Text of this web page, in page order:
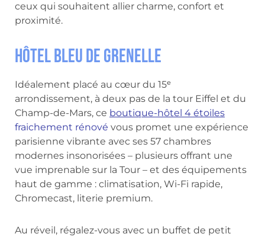
ceux qui souhaitent allier charme, confort et
proximité.
Hôtel Bleu de Grenelle
Idéalement placé au cœur du 15ᵉ
arrondissement, à deux pas de la tour Eiffel et du
Champ-de-Mars, ce boutique-hôtel 4 étoiles
fraichement rénové vous promet une expérience
parisienne vibrante avec ses 57 chambres
modernes insonorisées – plusieurs offrant une
vue imprenable sur la Tour – et des équipements
haut de gamme : climatisation, Wi-Fi rapide,
Chromecast, literie premium.
Au réveil, régalez-vous avec un buffet de petit